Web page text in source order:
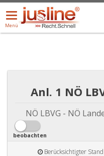
Menü
öffnen/schließen
Menü
ALLE DROPDOWN:
Anl. 1 NÖ
NÖ LBVG - NÖ
beobachten
Berücksichtigter